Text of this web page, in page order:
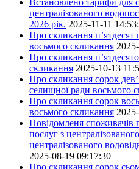
Встановлено тарифи для
централізованого
2026 рік. 2025-11-11
Про скликання п’ятдесят
восьмого скликання
Про скликання
скликання 2025-10-13
Про скликання сорок
селищної ради восьмого
Про скликання сорок
восьмого скликання
Повідомленя споживачів
послуг з
централізованого
2025-08-19 09:17:30